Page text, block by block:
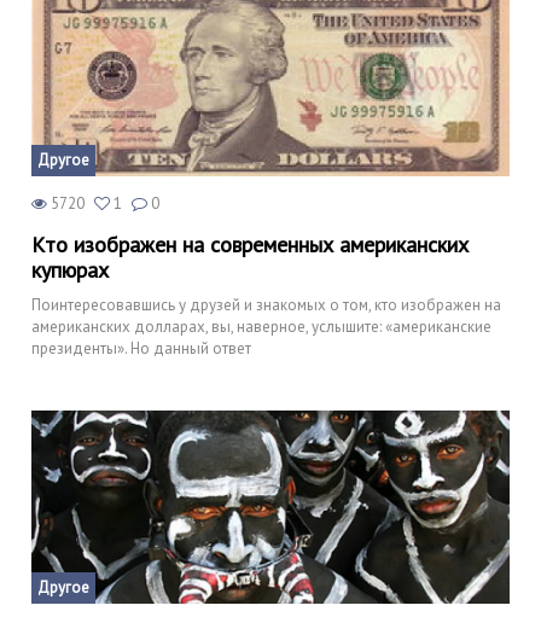
Другое
5720 1 0
Кто изображен на современных американских
купюрах
Поинтересовавшись у друзей и знакомых о том, кто изображен на
американских долларах, вы, наверное, услышите: «американские
президенты». Но данный ответ
Другое